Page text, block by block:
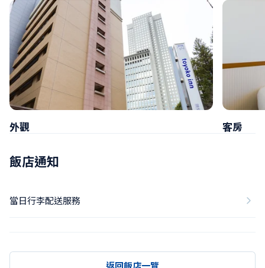
外觀 客房
飯店通知
當日行李配送服務
返回飯店一覽